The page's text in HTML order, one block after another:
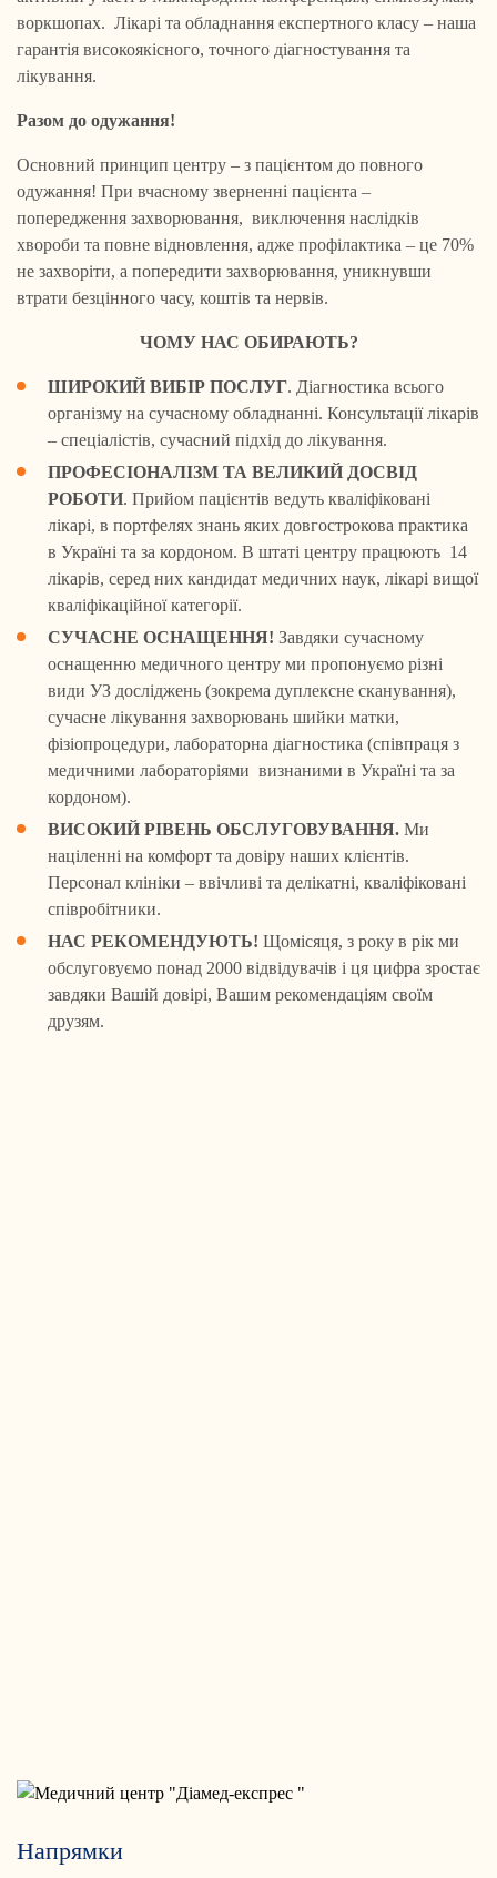
воркшопах. Лікарі та обладнання експертного класу – наша
гарантія високоякісного, точного діагностування та
лікування.
Разом до одужання!
Основний принцип центру – з пацієнтом до повного
одужання! При вчасному зверненні пацієнта –
попередження захворювання, виключення наслідків
хвороби та повне відновлення, адже профілактика – це 70%
не захворіти, а попередити захворювання, уникнувши
втрати безцінного часу, коштів та нервів.
ЧОМУ НАС ОБИРАЮТЬ?
ШИРОКИЙ ВИБІР ПОСЛУГ. Діагностика всього
організму на сучасному обладнанні. Консультації лікарів
– спеціалістів, сучасний підхід до лікування.
ПРОФЕСІОНАЛІЗМ ТА ВЕЛИКИЙ ДОСВІД
РОБОТИ. Прийом пацієнтів ведуть кваліфіковані
лікарі, в портфелях знань яких довгострокова практика
в Україні та за кордоном. В штаті центру працюють 14
лікарів, серед них кандидат медичних наук, лікарі вищої
кваліфікаційної категорії.
СУЧАСНЕ ОСНАЩЕННЯ! Завдяки сучасному
оснащенню медичного центру ми пропонуємо різні
види УЗ досліджень (зокрема дуплексне сканування),
сучасне лікування захворювань шийки матки,
фізіопроцедури, лабораторна діагностика (співпраця з
медичними лабораторіями визнаними в Україні та за
кордоном).
ВИСОКИЙ РІВЕНЬ ОБСЛУГОВУВАННЯ. Ми
націленні на комфорт та довіру наших клієнтів.
Персонал клініки – ввічливі та делікатні, кваліфіковані
співробітники.
НАС РЕКОМЕНДУЮТЬ! Щомісяця, з року в рік ми
обслуговуємо понад 2000 відвідувачів і ця цифра зростає
завдяки Вашій довірі, Вашим рекомендаціям своїм
друзям.
Напрямки